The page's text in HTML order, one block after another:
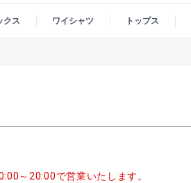
クス ワイシャツ トップス
～20:00で営業いたします。